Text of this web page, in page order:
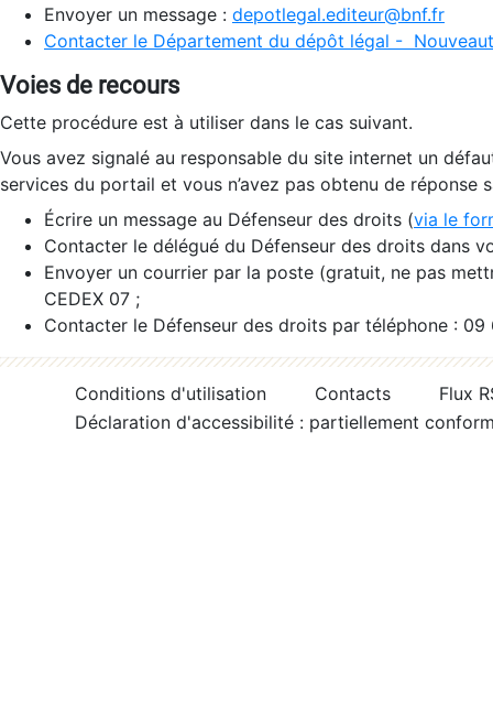
Envoyer un message : depotlegal.editeur@bnf.fr
Contacter le Département du dépôt légal -
Voies de recours
Cette procédure est à utiliser dans le cas suivant.
Vous avez signalé au responsable du site internet un
services du portail et vous n’avez pas obtenu de réponse
Écrire un message au Défenseur des droits (via le
Contacter le délégué du Défenseur des droits dans
Envoyer un courrier par la poste (gratuit, ne pas
CEDEX 07 ;
Contacter le Défenseur des droits par téléphone :
Conditions d'utilisation Contacts
Flux
Déclaration d'accessibilité : partiellement